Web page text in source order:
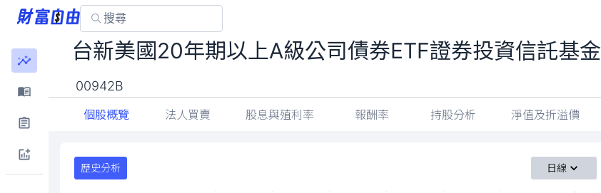
台新美國20年期以上A級公司債券ETF證券投資信託基金
00942B
個股概覽 法人買賣 股息與殖利率 報酬率 持股分析 淨值及折溢價
歷史分析 日線